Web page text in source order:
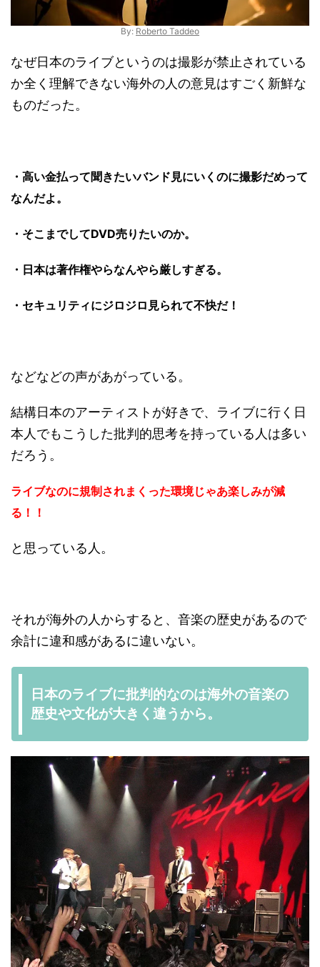
By: Roberto Taddeo
なぜ日本のライブというのは撮影が禁止されている
か全く理解できない海外の人の意見はすごく新鮮な
ものだった。
・高い金払って聞きたいバンド見にいくのに撮影だめって
なんだよ。
・そこまでしてDVD売りたいのか。
・日本は著作権やらなんやら厳しすぎる。
・セキュリティにジロジロ見られて不快だ！
などなどの声があがっている。
結構日本のアーティストが好きで、ライブに行く日
本人でもこうした批判的思考を持っている人は多い
だろう。
ライブなのに規制されまくった環境じゃあ楽しみが減
る！！
と思っている人。
それが海外の人からすると、音楽の歴史があるので
余計に違和感があるに違いない。
日本のライブに批判的なのは海外の音楽の
歴史や文化が大きく違うから。